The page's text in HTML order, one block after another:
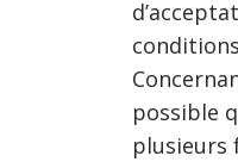
possible
plusieurs